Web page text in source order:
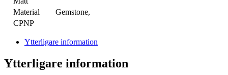
Material
Gemstone,
CPNP
Ytterligare information
Ytterligare information